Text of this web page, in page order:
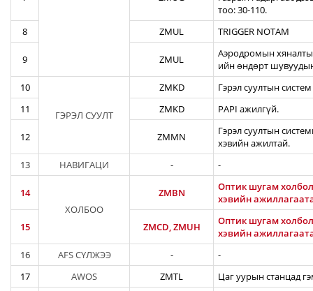
тоо: 30-110.
8
ZMUL TRIGGER NOTAM
9 ZMUL
Аэродромын
ийн өндөрт
10
ГЭРЭЛ СУУЛТ
ZMKD
Гэрэл суултын
11
ZMKD PAPI ажилгүй.
12 ZMMN
Гэрэл суултын
хэвийн ажилтай.
13
НАВИГАЦИ - -
14
ХОЛБОО
ZMBN
Оптик шугам
хэвийн
15 ZMCD, ZMUH
Оптик шугам
хэвийн
16
AFS СҮЛЖЭЭ -
-
17
AWOS ZMTL
Цаг уурын станцад